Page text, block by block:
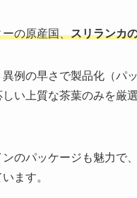
の原産国、スリランカ
例の早さで製品化（パ
い上質な茶葉のみを厳
のパッケージも魅力で、
ます。